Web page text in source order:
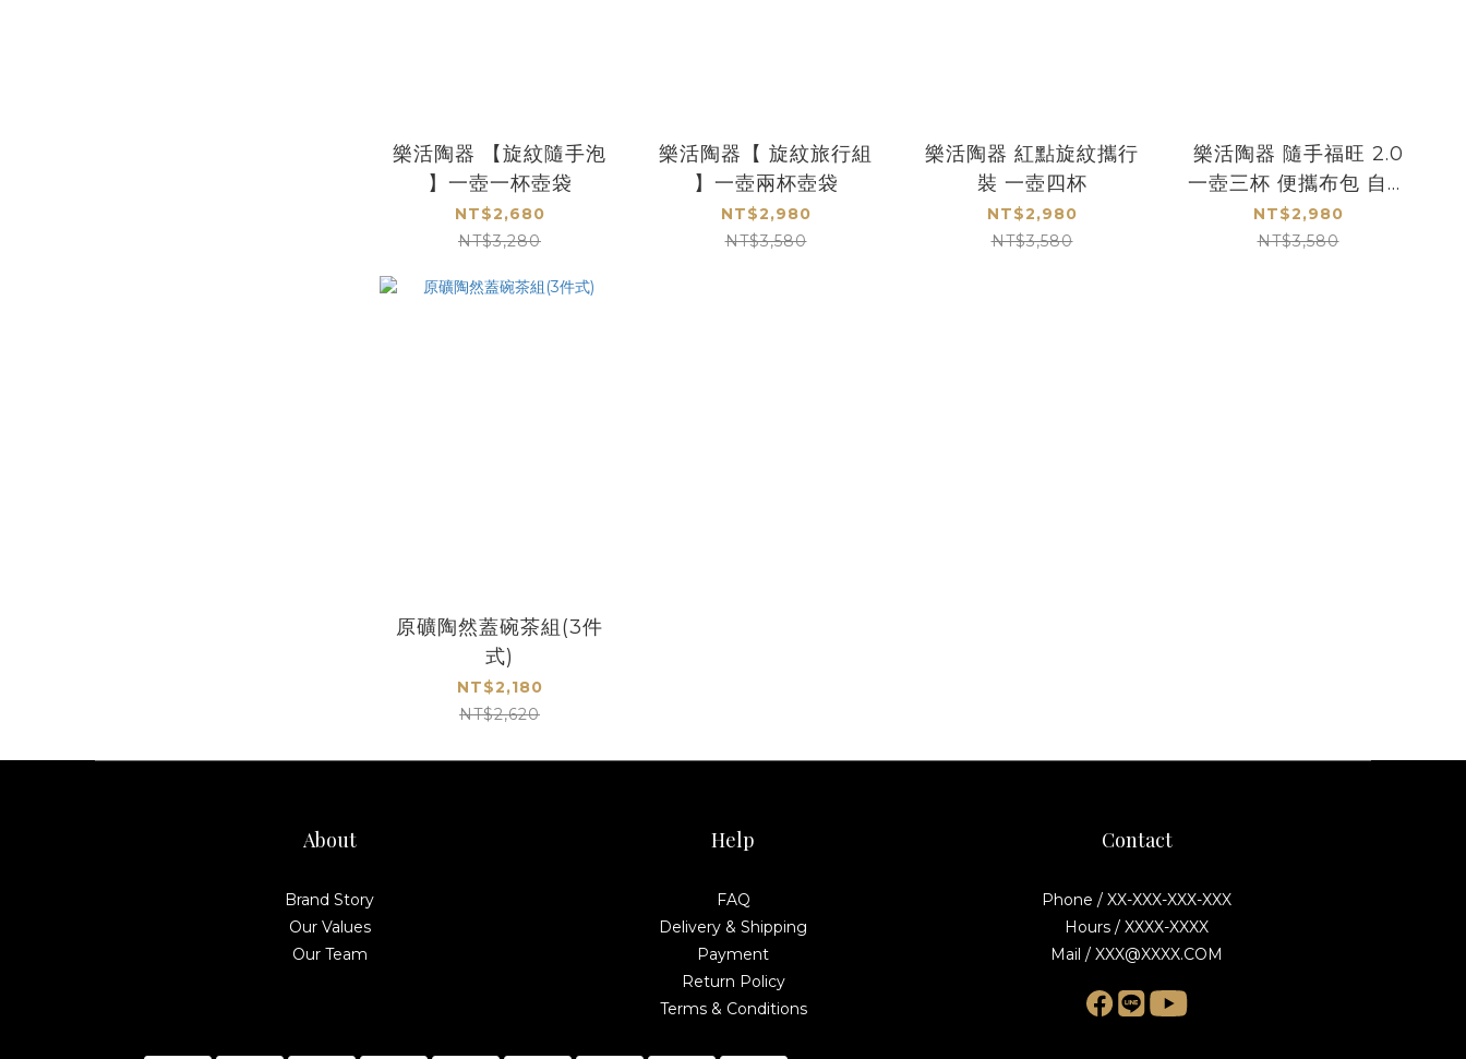
樂活陶器 【旋紋隨手泡
】一壺一杯壺袋
NT$2,680
NT$3,280
樂活陶器【 旋紋旅行組
】一壺兩杯壺袋
NT$2,980
NT$3,580
樂活陶器 紅點旋紋攜行
裝 一壺四杯
NT$2,980
NT$3,580
樂活陶器 隨手福旺 2.0
一壺三杯 便攜布包 自由
出行
NT$2,980
NT$3,580
原礦陶然蓋碗茶組(3件
式)
NT$2,180
NT$2,620
About
Brand Story
Our Values
Our Team
Help
FAQ
Delivery & Shipping
Payment
Return Policy
Terms & Conditions
Contact
Phone / XX-XXX-XXX-XXX
Hours / XXXX-XXXX
Mail / XXX@XXXX.COM